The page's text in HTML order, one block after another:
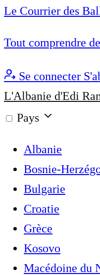
Le Courrier des
Tout comprendre
Se connecter
L'Albanie d'Edi
Pays
Albanie
Bosnie-
Bulgarie
Croatie
Grèce
Kosovo
Macédoine du